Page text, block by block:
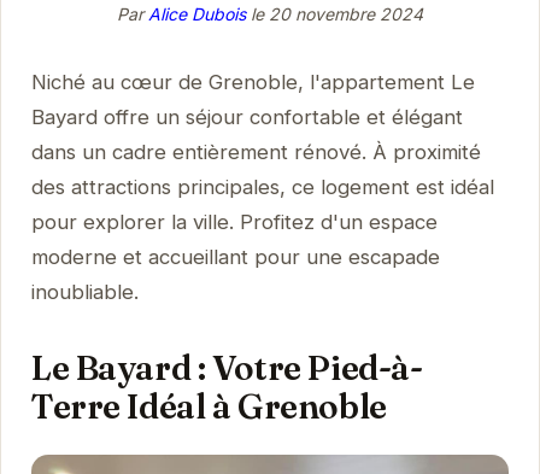
ParAlice Duboisle 20 novembre 2024
Niché au cœur de Grenoble, l'appartement Le
Bayard offre un séjour confortable et élégant
dans un cadre entièrement rénové. À proximité
des attractions principales, ce logement est idéal
pour explorer la ville. Profitez d'un espace
moderne et accueillant pour une escapade
inoubliable.
Le Bayard : Votre Pied-à-
Terre Idéal à Grenoble